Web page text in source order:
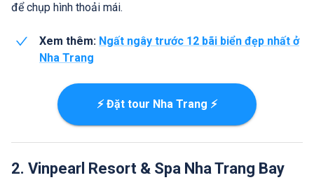
để chụp hình thoải mái.
Xem thêm: Ngất ngây trước 12 bãi biển đẹp nhất ở
Nha Trang
⚡ Đặt tour Nha Trang ⚡
2. Vinpearl Resort & Spa Nha Trang Bay